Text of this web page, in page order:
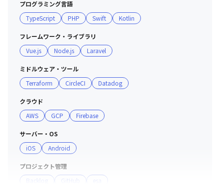
・自社プロダクトのスポーツマッチングアプリ『Life
SPORTS』をいちユーザーとして利用し、仕事帰りにスポ
ーツを楽しむメンバーがいます
・業務以外でも、お互いに面白いと思ったことを話した
り、趣味の話をしたりするなど、積極的にコミュニケーシ
ョンをとっています
・集中して業務を行い、プライベートを充実させようとい
う雰囲気があるため、18時には筋トレのために退勤して
いるメンバーがいます
・仕事としてではなく、自分がどんなことをしていきたい
かを伝えていける環境です
・プライベートの時間を大切にし、過度な労働はやめてい
こうという文化があります
プログラミング言語
TypeScript
PHP Swift Kotlin
フレームワーク・ライブラリ
Vue.js
Node.js Laravel
ミドルウェア・ツール
Terraform
CircleCI Datadog
クラウド
AWS
GCP Firebase
サーバー・OS
iOS
Android
プロジェクト管理
Backlog
GitHub